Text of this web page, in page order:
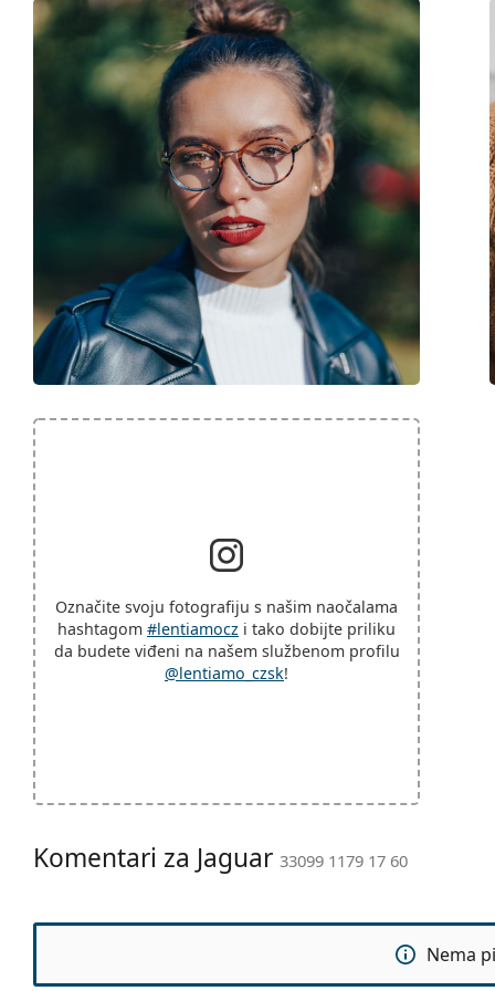
Označite svoju fotografiju s našim naočalama
hashtagom #lentiamocz i tako dobijte priliku
da budete viđeni na našem službenom profilu
@lentiamo_czsk!
Komentari za Jaguar 33099 1179 17 60
Nema